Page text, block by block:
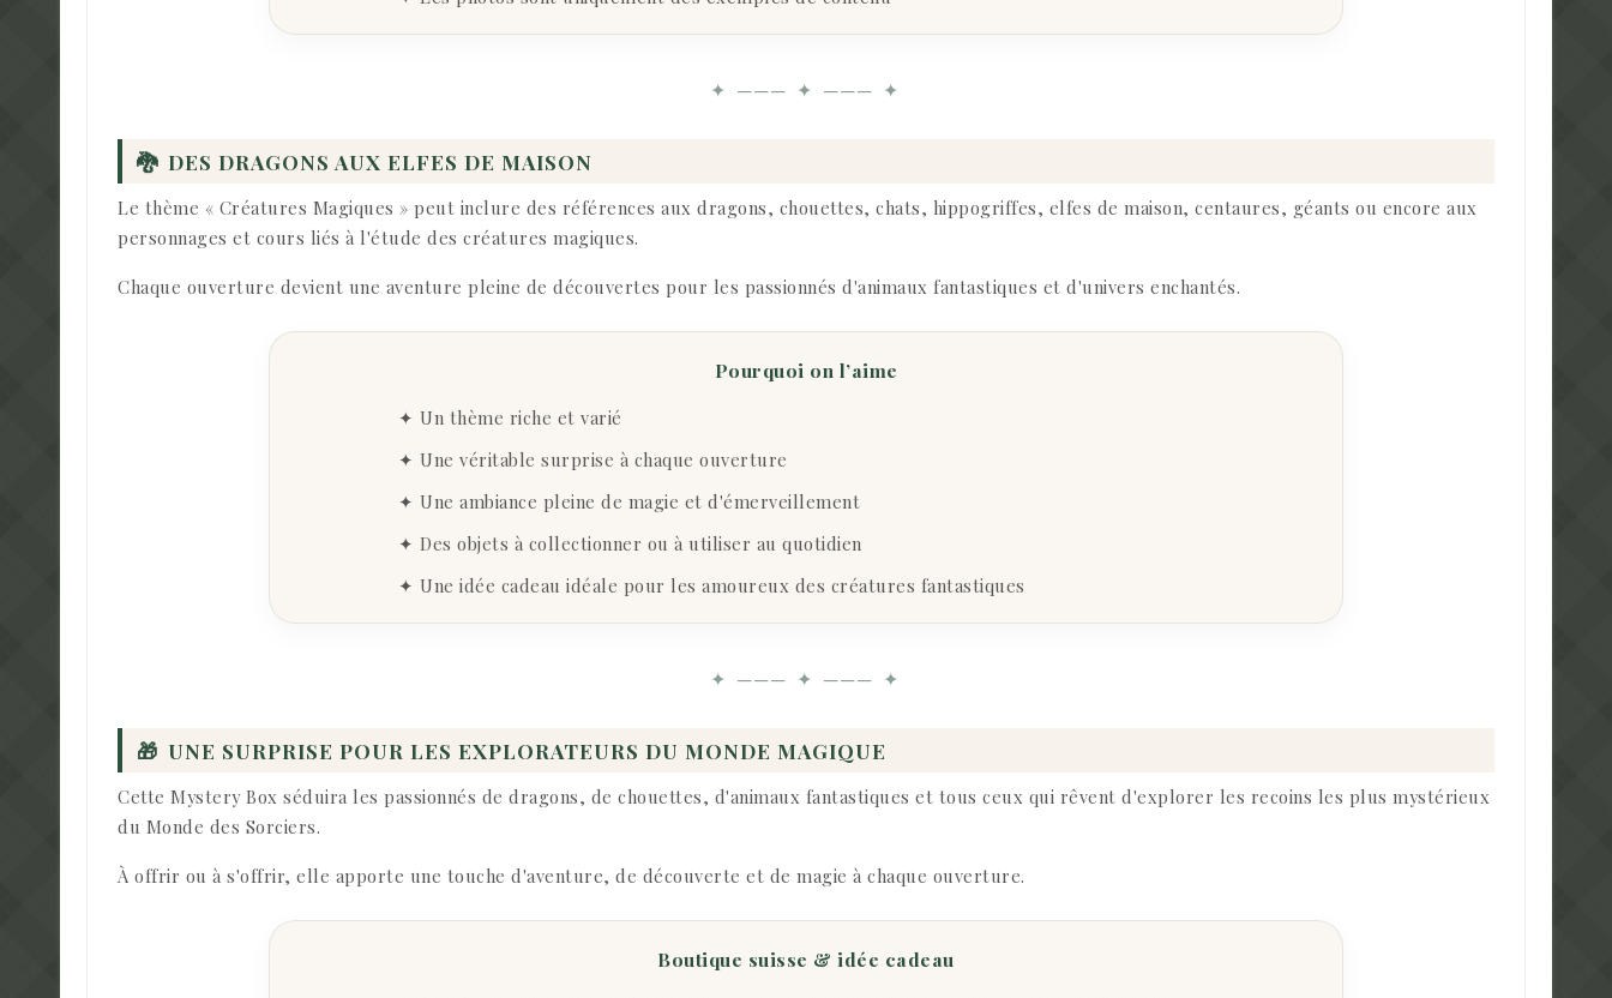
✦ ─── ✦ ─── ✦
🐉 DES DRAGONS AUX ELFES DE MAISON
Le thème « Créatures Magiques » peut inclure des références aux dragons, chouettes, chats, hippogriffes, elfes de maison, centaures, géants ou encore aux
personnages et cours liés à l'étude des créatures magiques.
Chaque ouverture devient une aventure pleine de découvertes pour les passionnés d'animaux fantastiques et d'univers enchantés.
Pourquoi on l’aime
✦ Un thème riche et varié
✦ Une véritable surprise à chaque ouverture
✦ Une ambiance pleine de magie et d'émerveillement
✦ Des objets à collectionner ou à utiliser au quotidien
✦ Une idée cadeau idéale pour les amoureux des créatures fantastiques
✦ ─── ✦ ─── ✦
🎁 UNE SURPRISE POUR LES EXPLORATEURS DU MONDE MAGIQUE
Cette Mystery Box séduira les passionnés de dragons, de chouettes, d'animaux fantastiques et tous ceux qui rêvent d'explorer les recoins les plus mystérieux
du Monde des Sorciers.
À offrir ou à s'offrir, elle apporte une touche d'aventure, de découverte et de magie à chaque ouverture.
Boutique suisse & idée cadeau